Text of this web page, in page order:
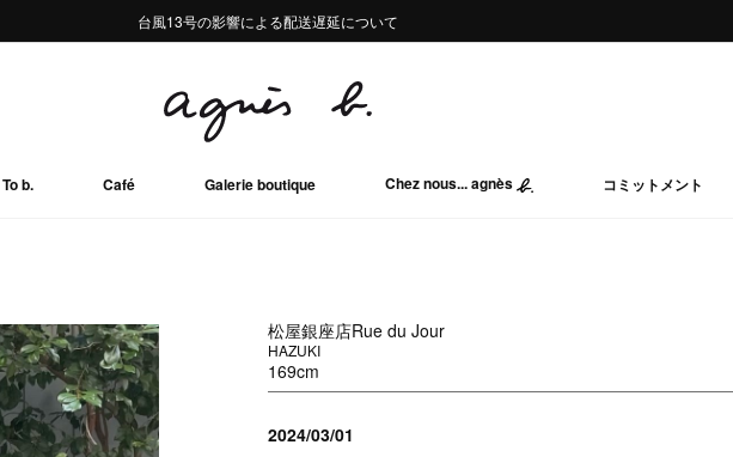
熊本地域地震の影響による配送遅延について
Summer Sale 2buy10%OFF!!
台風13号の影響による配送遅延について
熊本地域地震の影響による配送遅延について
Summer Sale 2buy10%OFF!!
To b. Café Galerie boutique Chez nous... agnès コミットメント
松屋銀座店Rue du Jour
HAZUKI
169cm
2024/03/01